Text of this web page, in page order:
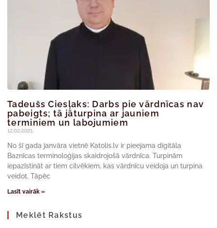
Tadeušs Ciesļaks: Darbs pie vārdnīcas nav
pabeigts; tā jāturpina ar jauniem
terminiem un labojumiem
12.02.2021.
No šī gada janvāra vietnē Katolis.lv ir pieejama digitāla
Baznīcas terminoloģijas skaidrojošā vārdnīca. Turpinām
iepazīstināt ar tiem cilvēkiem, kas vārdnīcu veidoja un turpina
veidot. Tāpēc
Lasīt vairāk »
Meklēt Rakstus